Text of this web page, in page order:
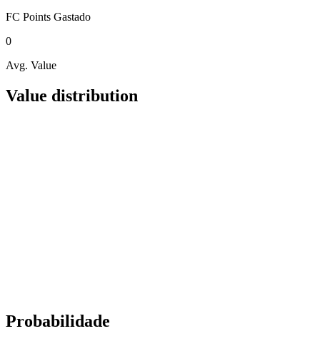
FC Points Gastado
0
Avg. Value
Value distribution
Probabilidade